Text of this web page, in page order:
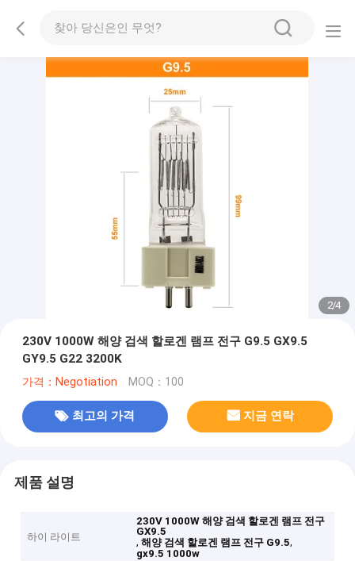
2/4
230V 1000W 해양 검색 할로겐 램프 전구 G9.5 GX9.5
GY9.5 G22 3200K
가격：Negotiation MOQ：100
최고의 가격 지금 연락
제품 설명
하이 라이트
230V 1000W 해양 검색 할로겐 램프 전구
GX9.5
,해양 검색 할로겐 램프 전구 G9.5,
gx9.5 1000w